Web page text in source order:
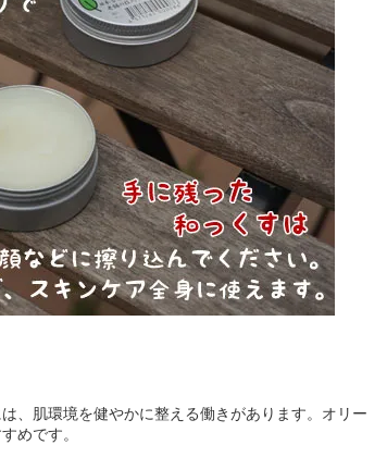
、肌環境を健やかに整える働きがあります。オリー
めです。